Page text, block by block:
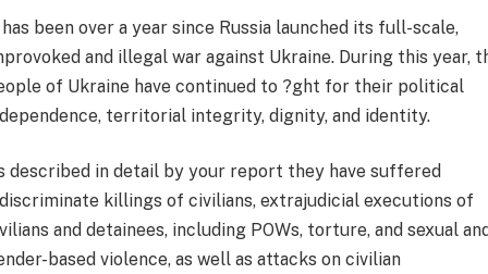
been over a year since Russia launched its full-scale,
and illegal war against Ukraine. During this year,
of Ukraine have continued to ?ght for their political
territorial integrity, dignity, and identity.
described in detail by your report they have suffered
killings of civilians, extrajudicial executions of
and detainees, including POWs, torture, and sexual
based violence, as well as attacks on civilian